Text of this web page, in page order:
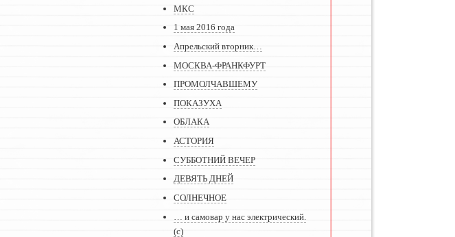
МКС
1 мая 2016 года
Апрельский вторник…
МОСКВА-ФРАНКФУРТ
ПРОМОЛЧАВШЕМУ
ПОКАЗУХА
ОБЛАКА
АСТОРИЯ
СУББОТНИЙ ВЕЧЕР
ДЕВЯТЬ ДНЕЙ
СОЛНЕЧНОЕ
… и самовар у нас электрический.
(с)